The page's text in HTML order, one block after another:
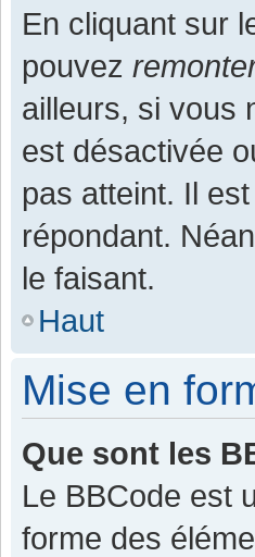
En cliquant sur
pouvez
ailleurs, si vous
est désactivée
pas atteint. Il
répondant.
le faisant.
Haut
Mise en
Que sont les
Le BBCode est
forme des